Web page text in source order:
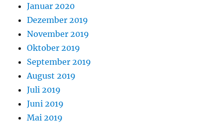
Januar 2020
Dezember 2019
November 2019
Oktober 2019
September 2019
August 2019
Juli 2019
Juni 2019
Mai 2019